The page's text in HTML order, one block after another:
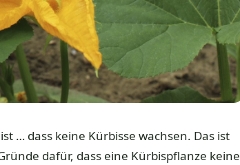
… dass keine Kürbisse wachsen. Das ist
dafür, dass eine Kürbispflanze keine